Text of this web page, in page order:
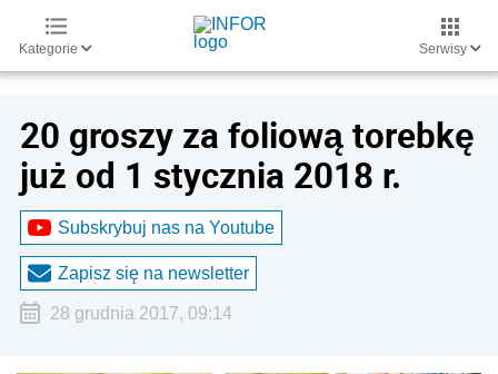
Kategorie Serwisy
20 groszy za foliową torebkę
już od 1 stycznia 2018 r.
Subskrybuj nas na Youtube
Zapisz się na newsletter
28 grudnia 2017, 09:14